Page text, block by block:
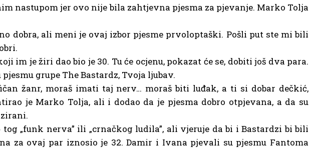
nastupom jer ovo nije bila zahtjevna pjesma za pjevanje. Marko Tolja
dobra, ali meni je ovaj izbor pjesme prvoloptaški. Pošli put ste mi bili
im je žiri dao bio je 30. Tu će ocjenu, pokazat će se, dobiti još dva para.
grupe The Bastardz, Tvoja ljubav.
žanr, moraš imati taj nerv… moraš biti luđak, a ti si dobar dečkić,
je Marko Tolja, ali i dodao da je pjesma dobro otpjevana, a da su
„funk nerva” ili „crnačkog ludila”, ali vjeruje da bi i Bastardzi bi bili
za ovaj par iznosio je 32. Damir i Ivana pjevali su pjesmu Fantoma